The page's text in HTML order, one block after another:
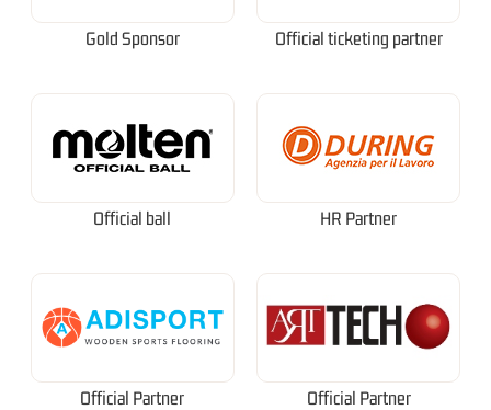
Gold Sponsor Official ticketing partner
Official ball HR Partner
Official Partner Official Partner